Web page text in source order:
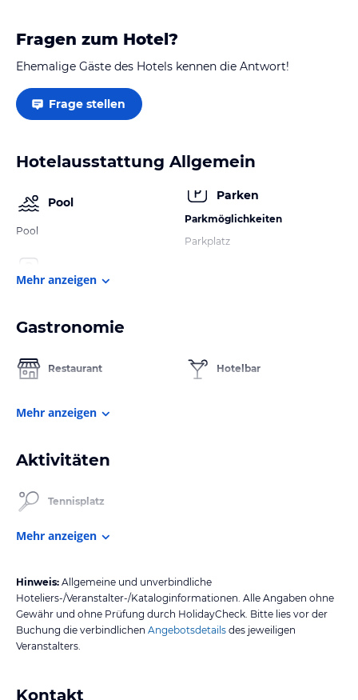
Fragen zum Hotel?
Ehemalige Gäste des Hotels kennen die Antwort!
Frage stellen
Hotelausstattung Allgemein
Pool
Pool
Parken
Parkmöglichkeiten
Parkplatz
Mehr anzeigen
Gastronomie
Restaurant Hotelbar
Mehr anzeigen
Aktivitäten
Tennisplatz
Mehr anzeigen
Hinweis: Allgemeine und unverbindliche
Hoteliers-/Veranstalter-/Kataloginformationen. Alle Angaben ohne
Gewähr und ohne Prüfung durch HolidayCheck. Bitte lies vor der
Buchung die verbindlichen Angebotsdetails des jeweiligen
Veranstalters.
Kontakt